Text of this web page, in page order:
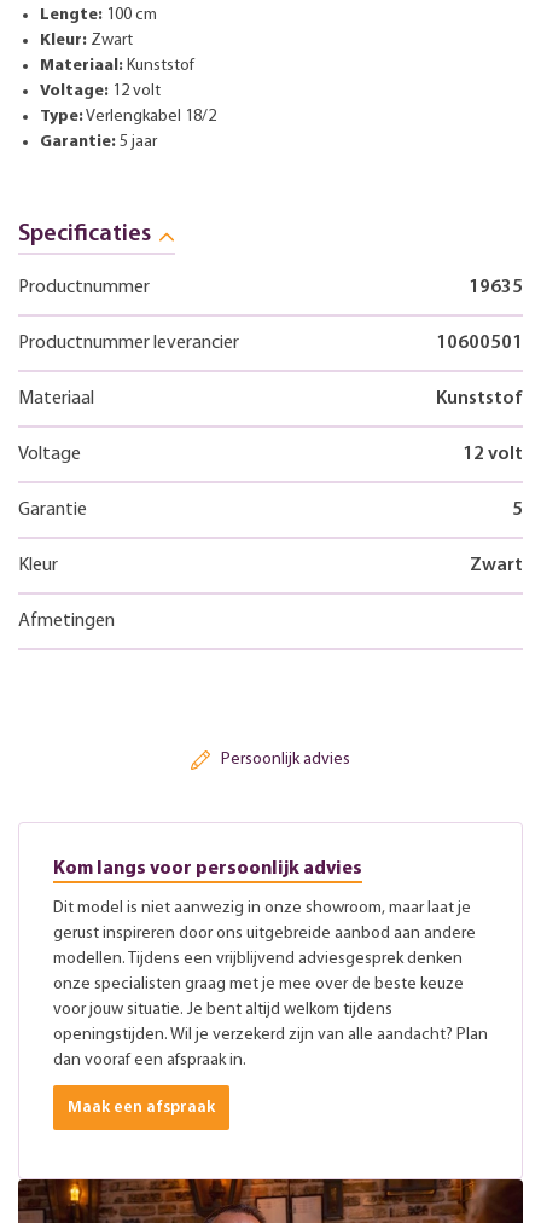
Lengte: 100 cm
Kleur: Zwart
Materiaal: Kunststof
Voltage: 12 volt
Type:Verlengkabel 18/2
Garantie: 5 jaar
Specificaties
Productnummer 19635
Productnummer leverancier 10600501
Materiaal Kunststof
Voltage 12 volt
Garantie 5
Kleur Zwart
Afmetingen
Persoonlijk advies
Kom langs voor persoonlijk advies
Dit model is niet aanwezig in onze showroom, maar laat je
gerust inspireren door ons uitgebreide aanbod aan andere
modellen. Tijdens een vrijblijvend adviesgesprek denken
onze specialisten graag met je mee over de beste keuze
voor jouw situatie. Je bent altijd welkom tijdens
openingstijden. Wil je verzekerd zijn van alle aandacht? Plan
dan vooraf een afspraak in.
Maak een afspraak